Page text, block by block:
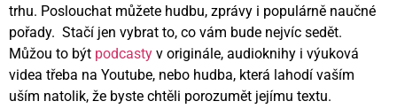
trhu. Poslouchat můžete hudbu, zprávy i populárně naučné
pořady. Stačí jen vybrat to, co vám bude nejvíc sedět.
Můžou to být podcasty v originále, audioknihy i výuková
videa třeba na Youtube, nebo hudba, která lahodí vaším
uším natolik, že byste chtěli porozumět jejímu textu.